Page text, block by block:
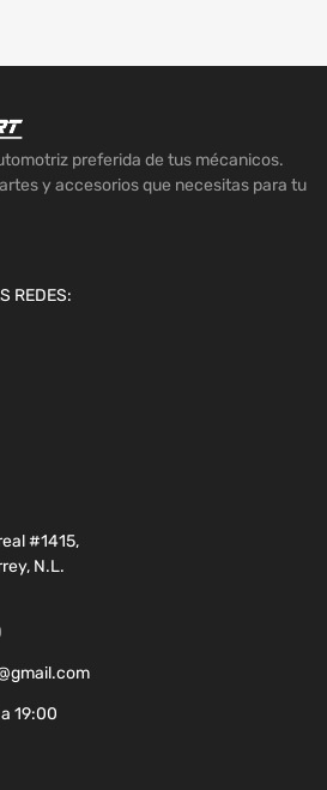
preferida de tus mécanicos.
y accesorios que necesitas para tu
REDES:
#1415,
N.L.
19:00